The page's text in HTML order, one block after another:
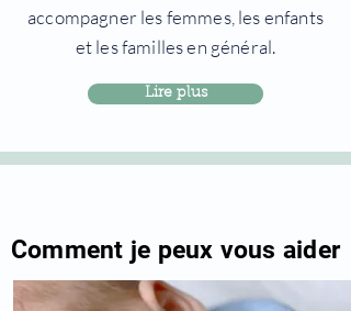
accompagner les femmes, les enfants
et les familles en général.
Lire plus
Comment je peux vous aider